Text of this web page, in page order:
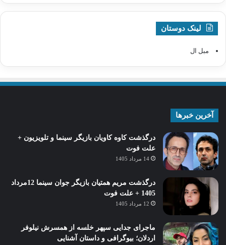
لینک دوستان
مبل ال
آخرین خبرها
درگذشت کاوه کاویان بازیگر سینما و تلویزیون +
علت فوت
14 مرداد 1405
درگذشت مریم همتیان بازیگر جوان سینما 12مرداد
1405 + علت فوت
12 مرداد 1405
ماجرای جدایی سپهر خلسه از همسرش نیلوفر
اردلان؛ بیوگرافی و داستان آشنایی